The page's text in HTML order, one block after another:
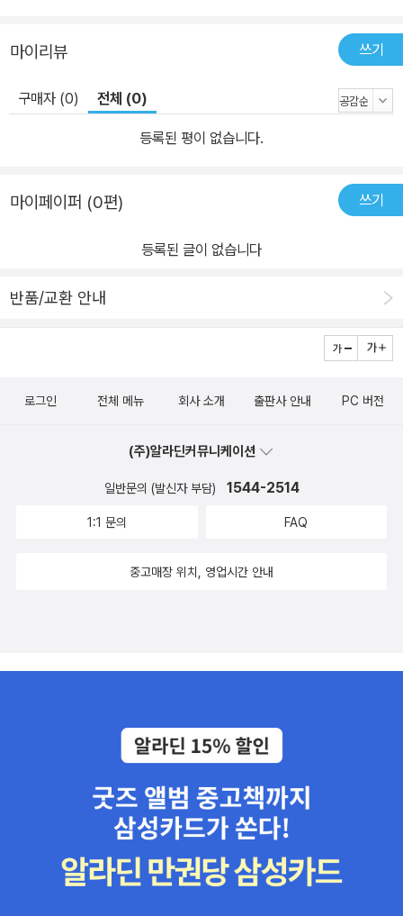
마이리뷰 쓰기
구매자 (0) 전체 (0)
등록된 평이 없습니다.
마이페이퍼 (0편) 쓰기
등록된 글이 없습니다
반품/교환 안내
로그인 전체 메뉴 회사 소개 출판사 안내 PC 버전
(주)알라딘커뮤니케이션
일반문의 (발신자 부담) 1544-2514
1:1 문의 FAQ
중고매장 위치, 영업시간 안내